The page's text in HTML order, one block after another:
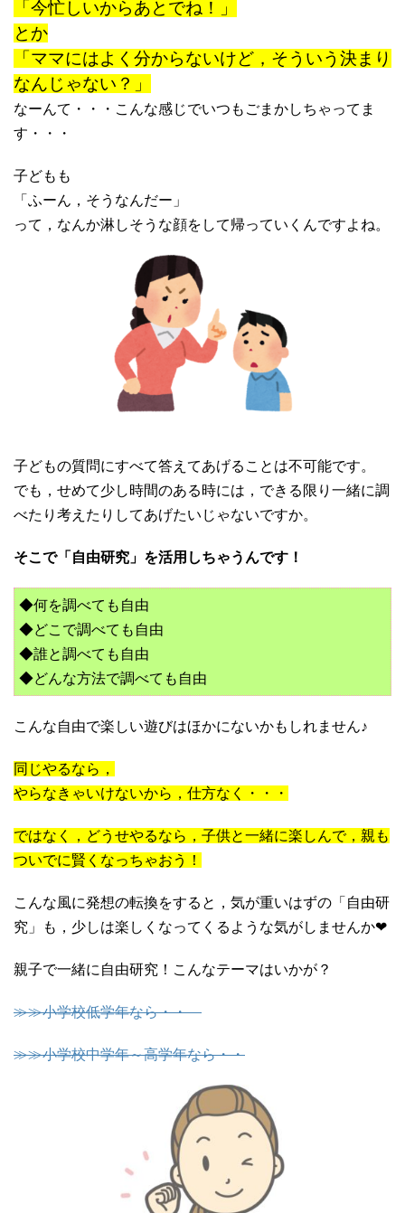
「今忙しいからあとでね！」
とか
「ママにはよく分からないけど，そういう決まり
なんじゃない？」
なーんて・・・こんな感じでいつもごまかしちゃってま
す・・・
子どもも
「ふーん，そうなんだー」
って，なんか淋しそうな顔をして帰っていくんですよね。
子どもの質問にすべて答えてあげることは不可能です。
でも，せめて少し時間のある時には，できる限り一緒に調
べたり考えたりしてあげたいじゃないですか。
そこで「自由研究」を活用しちゃうんです！
◆何を調べても自由
◆どこで調べても自由
◆誰と調べても自由
◆どんな方法で調べても自由
こんな自由で楽しい遊びはほかにないかもしれません♪
同じやるなら，
やらなきゃいけないから，仕方なく・・・
ではなく， どうせやるなら，子供と一緒に楽しんで，親も
ついでに賢くなっちゃおう！
こんな風に発想の転換をすると，気が重いはずの「自由研
究」も，少しは楽しくなってくるような気がしませんか❤
親子で一緒に自由研究！こんなテーマはいかが？
≫≫小学校低学年なら・・
≫≫小学校中学年～高学年なら・・